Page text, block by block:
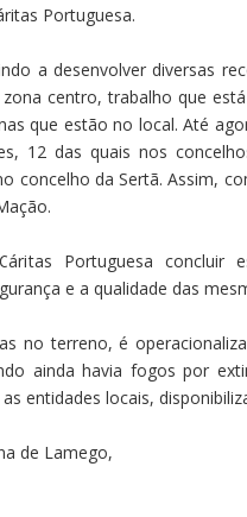
Portuguesa.
a desenvolver diversas
centro, trabalho que
que estão no local. Até
12 das quais nos
concelho da Sertã. Assim,
Portuguesa concluir
e a qualidade das
no terreno, é
ainda havia fogos por
entidades locais,
de Lamego,